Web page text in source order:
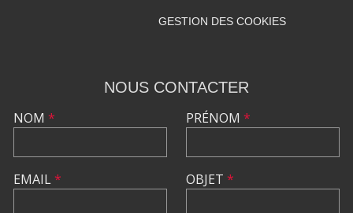
GESTION DES COOKIES
NOUS CONTACTER
NOM *
EMAIL*
PRÉNOM *
OBJET *